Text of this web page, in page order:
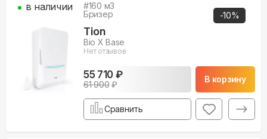
-10%
#160 м3
Бризер
Tion
Bio X Base
Нет отзывов
55 710 ₽
61 900₽
В корзину
в наличии
Сравнить